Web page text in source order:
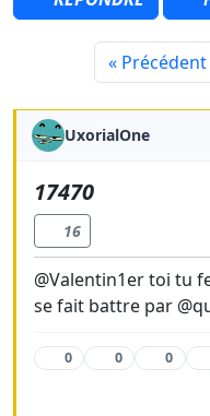
« Précédent
UxorialOne
17470
16
@Valentin1er toi tu
se fait battre par
0 0 0